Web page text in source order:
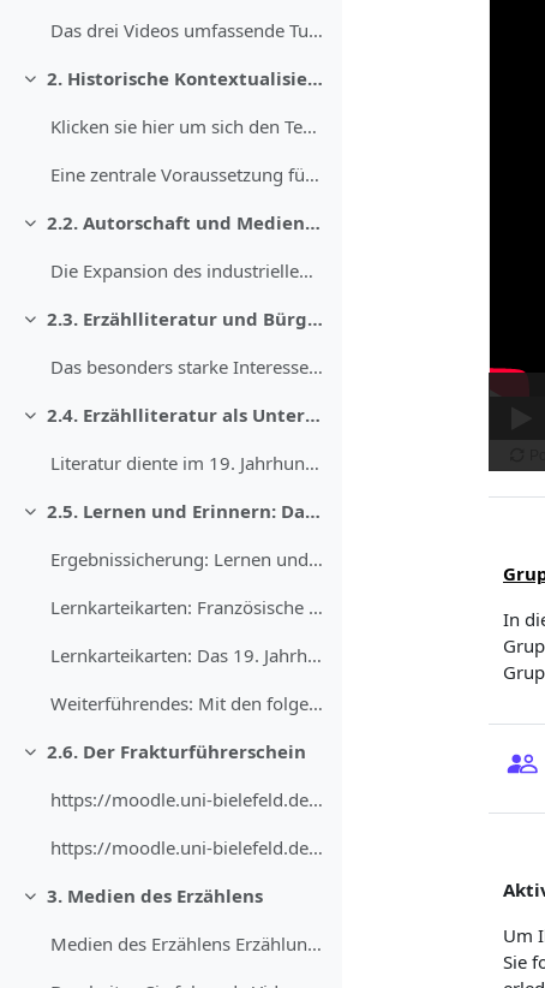
Das drei Videos umfassende Tutorial zeigt Ihnen ex...
Minimalizuj
2. Historische Kontextualisierung
Klicken sie hier um sich den Text vorlesen zu lass...
Eine zentrale Voraussetzung für die Entwicklung im...
Minimalizuj
2.2. Autorschaft und Medien im 19. Jahrhundert
Die Expansion des industriellen Kapitalismus verän...
Minimalizuj
2.3. Erzählliteratur und Bürgertum
Das besonders starke Interesse an Büchern – nicht ...
Minimalizuj
2.4. Erzählliteratur als Unterhaltungsmedium
Literatur diente im 19. Jahrhundert neben der poli...
Minimalizuj
2.5. Lernen und Erinnern: Das politische 19. Jahrhundert
Ergebnissicherung: Lernen und Erinnern Mit den f...
Lernkarteikarten: Französische Revolution
Lernkarteikarten: Das 19. Jahrhundert
Weiterführendes: Mit den folgenden Webseiten könne...
Minimalizuj
2.6. Der Frakturführerschein
https://moodle.uni-bielefeld.de/draftfile.php/1450...
https://moodle.uni-bielefeld.de/draftfile.php/1450...
Minimalizuj
3. Medien des Erzählens
Medien des Erzählens Erzählungen kommen im Laufe d...
In
Um
Sie